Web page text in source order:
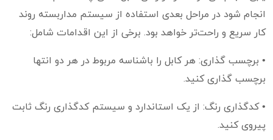
انجام شود در مراحل بعدی استفاده از سیستم مداربسته روند
کار سریع و راحت‌تر خواهد بود. برخی از این اقدامات شامل:
• برچسب گذاری: هر کابل را باشناسه مربوط در هر دو انتها
برچسب گذاری کنید.
• کدگذاری رنگ: از یک استاندارد و سیستم کدگذاری رنگ ثابت
پیروی کنید.